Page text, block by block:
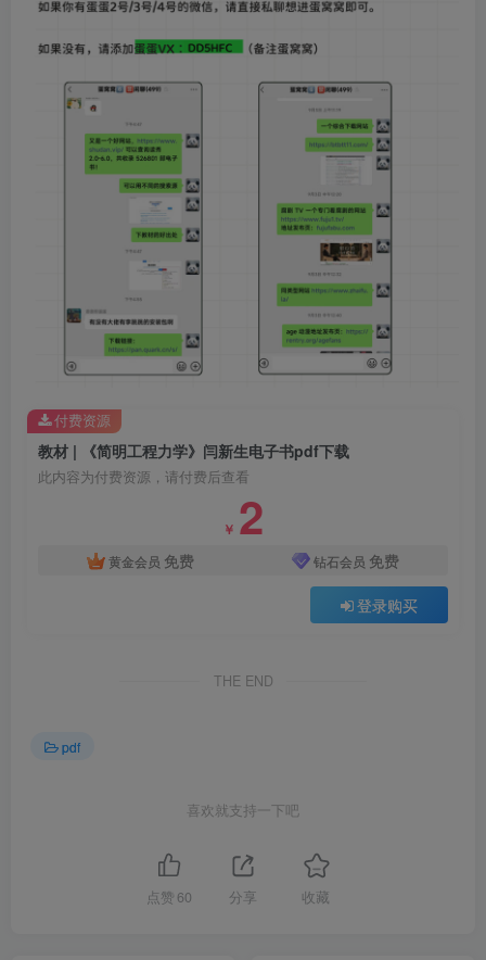
教材 | 《简明工程力学》闫新生电子书pdf下载
此内容为付费资源，请付费后查看
￥ 2
黄金会员 免费 钻石会员 免费
登录购买
付费资源
THE END
pdf
喜欢就支持一下吧
点赞 60 分享 收藏